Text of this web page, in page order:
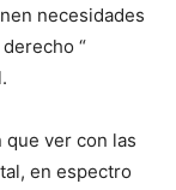
necesidades
“
que ver con las
en espectro